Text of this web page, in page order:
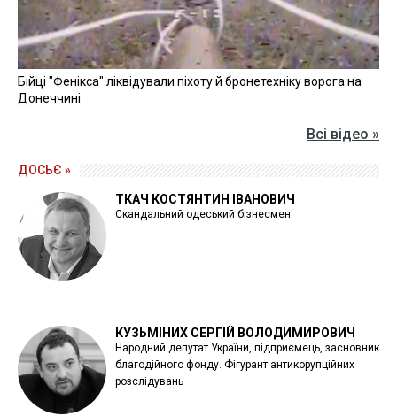
Бійці "Фенікса" ліквідували піхоту й бронетехніку ворога на
Донеччині
Всі відео »
ДОСЬЄ »
ТКАЧ КОСТЯНТИН ІВАНОВИЧ
Скандальний одеський бізнесмен
КУЗЬМІНИХ СЕРГІЙ ВОЛОДИМИРОВИЧ
Народний депутат України, підприємець, засновник
благодійного фонду. Фігурант антикорупційних
розслідувань